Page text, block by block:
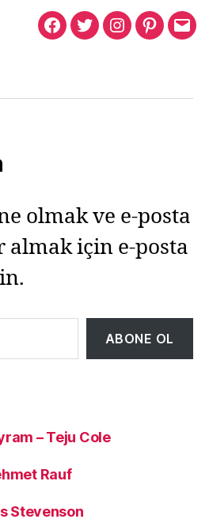
MuratMuratMuratPinterest
olmak ve e-posta
için e-posta
ABONE OL
– Teju Cole
Rauf
Stevenson